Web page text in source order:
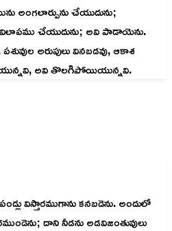
అంగలార్పును చేయుదును;
విలాపము చేయుదును; అవి పాడాయెను.
అరుపులు వినబడవు, ఆకాశ
అవి తొలగిపోయియున్నవి.
విస్తారముగాను కనబడెను. అందులో
దాని నీడను అడవిజంతువులు